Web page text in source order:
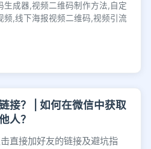
生成器,视频二维码制作方法,自定
频,线下海报视频二维码,视频引流
接？ | 如何在微信中获取
人？
直接加好友的链接及避坑指